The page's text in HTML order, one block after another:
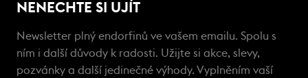
NENECHTE SI UJÍT
Newsletter plný endorfinů ve vašem emailu. Spolu s
ním i další důvody k radosti. Užijte si akce, slevy,
pozvánky a další jedinečné výhody. Vyplněním vaší